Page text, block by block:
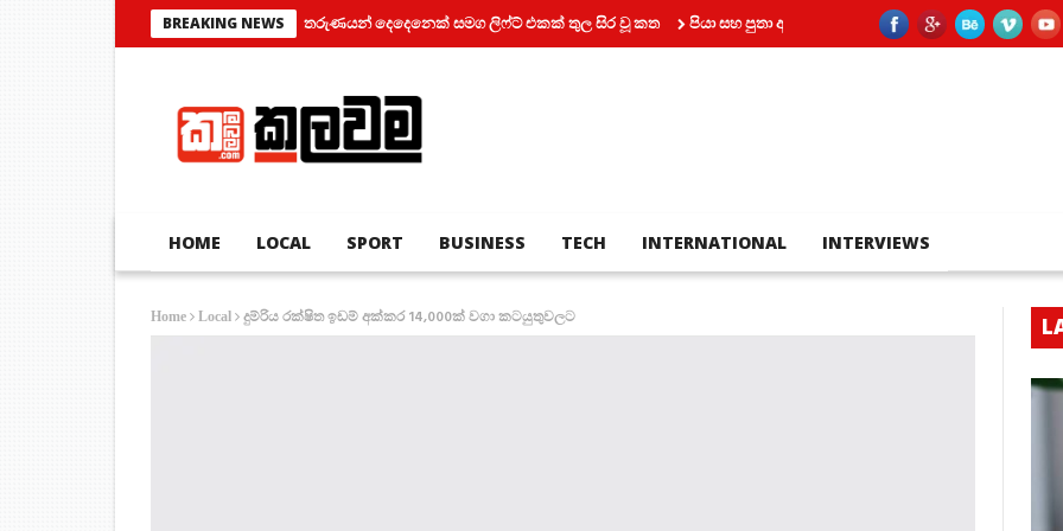
BREAKING NEWSතරුණයන් දෙදෙනෙක් සමග ලිෆ්ට් එකක් තුල සිර වූ කත පියා සහ පුතා අතර බහින්බස්වීම මරණයකින් කෙළවර වෙයි
HOME LOCAL SPORT BUSINESS TECH INTERNATIONAL INTERVIEWS
Home Local දුම්රිය රක්ෂිත ඉඩම් අක්කර 14,000ක් වගා කටයුතුවලට